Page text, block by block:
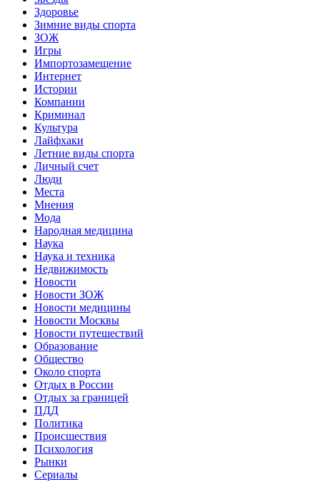
Здоровье
Зимние виды спорта
ЗОЖ
Игры
Импортозамещение
Интернет
Истории
Компании
Криминал
Культура
Лайфхаки
Летние виды спорта
Личный счет
Люди
Места
Мнения
Мода
Народная медицина
Наука
Наука и техника
Недвижимость
Новости
Новости ЗОЖ
Новости медицины
Новости Москвы
Новости путешествий
Образование
Общество
Около спорта
Отдых в России
Отдых за границей
ПДД
Политика
Происшествия
Психология
Рынки
Сериалы